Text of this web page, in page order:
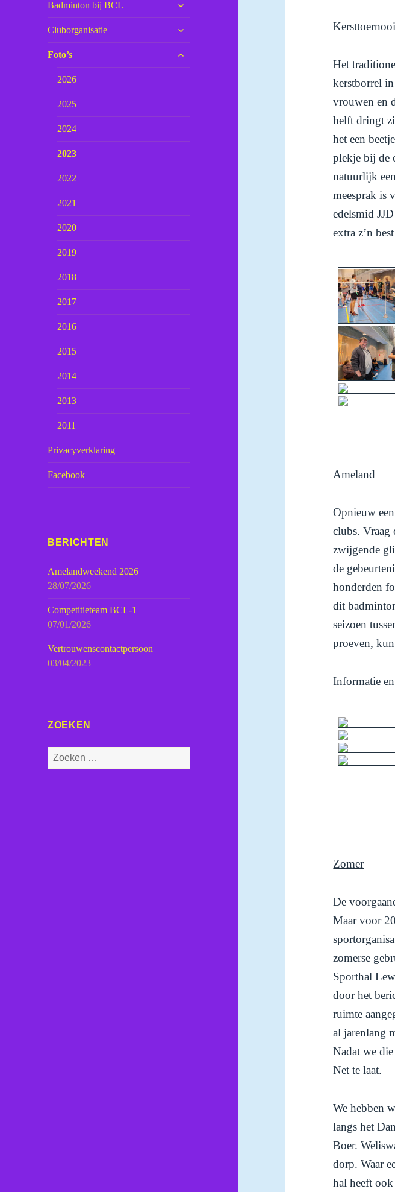
Badminton bij BCL
uitvouwen
Cluborganisatie
uitvouwen
Foto’s
2026
2025
2024
2023
2022
2021
2020
2019
2018
2017
2016
2015
2014
2013
2011
Privacyverklaring
Facebook
BERICHTEN
Amelandweekend 2026
28/07/2026
Competitieteam BCL-1
07/01/2026
Vertrouwenscontactpersoon
03/04/2023
ZOEKEN
Zoeken
naar:
Kersttoernooi
Het
kerstborrel
vrouwen en
helft dringt
het een
plekje bij de
natuurlijk
meesprak is
edelsmid
extra z’n
Ameland
Opnieuw
clubs. Vraag
zwijgende
de
honderden
dit
seizoen
proeven,
Informatie
Zomer
De
Maar voor
zomerse
Sporthal
door het
ruimte
al jarenlang
Nadat we
Net te laat.
We hebben
langs het
Boer.
dorp. Waar
hal heeft